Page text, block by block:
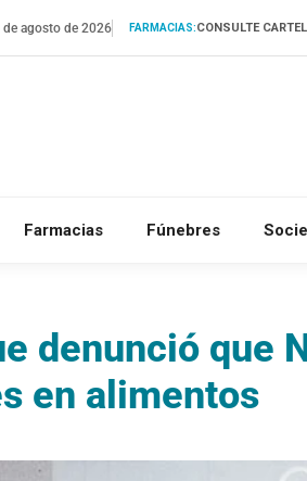
de agosto de 2026 FARMACIAS:CONSULTE
Farmacias Fúnebres
denunció que
en alimentos